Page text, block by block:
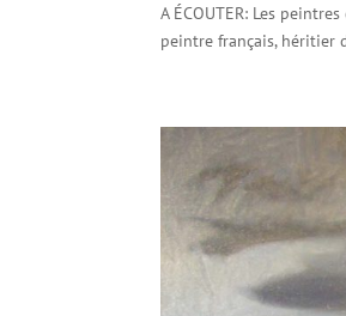
A ÉCOUTER: Les
peintre français, héritier